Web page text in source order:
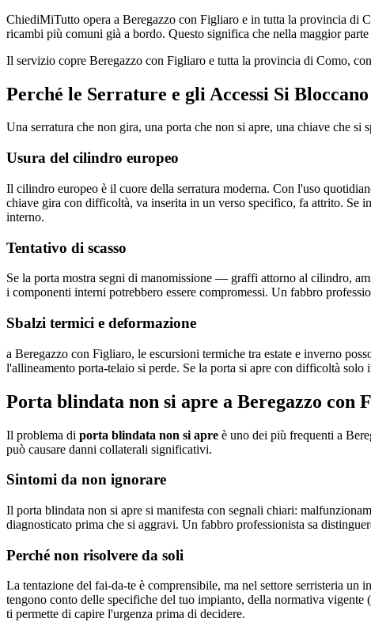
ChiediMiTutto opera a Beregazzo con Figliaro e in tutta la provincia di
ricambi più comuni già a bordo. Questo significa che nella maggior
Il servizio copre Beregazzo con Figliaro e tutta la provincia di Como,
Perché le Serrature e gli Accessi Si
Una serratura che non gira, una porta che non si apre, una chiave che
Usura del cilindro europeo
Il cilindro europeo è il cuore della serratura moderna. Con l'uso
chiave gira con difficoltà, va inserita in un verso specifico, fa attrito. Se
interno.
Tentativo di scasso
Se la porta mostra segni di manomissione — graffi attorno al cilindro,
i componenti interni potrebbero essere compromessi. Un fabbro
Sbalzi termici e deformazione
a Beregazzo con Figliaro, le escursioni termiche tra estate e inverno
l'allineamento porta-telaio si perde. Se la porta si apre con difficoltà solo
Porta blindata non si apre a Beregazzo con
Il problema di porta blindata non si apre è uno dei più frequenti a
può causare danni collaterali significativi.
Sintomi da non ignorare
Il porta blindata non si apre si manifesta con segnali chiari:
diagnosticato prima che si aggravi. Un fabbro professionista sa
Perché non risolvere da soli
La tentazione del fai-da-te è comprensibile, ma nel settore serristeria
tengono conto delle specifiche del tuo impianto, della normativa
ti permette di capire l'urgenza prima di decidere.